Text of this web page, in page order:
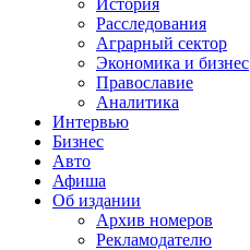
История
Расследования
Аграрный сектор
Экономика и бизнес
Православие
Аналитика
Интервью
Бизнес
Авто
Афиша
Об издании
Архив номеров
Рекламодателю